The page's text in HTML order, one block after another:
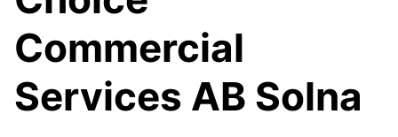
Commercial
Services AB Solna